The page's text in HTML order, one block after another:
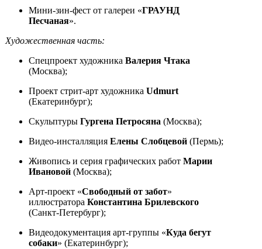
Мини-зин-фест от галереи «ГРАУНД
Песчаная».
Художественная часть:
Спецпроект художника Валерия Чтака
(Москва);
Проект стрит-арт художника Udmurt
(Екатеринбург);
Скульптуры Гургена Петросяна (Москва);
Видео-инсталляция Елены Слобцевой (Пермь);
Живопись и серия графических работ Марии
Ивановой (Москва);
Арт-проект «Свободный от забот»
иллюстратора Константина Брилевского
(Санкт-Петербург);
Видеодокументация арт-группы «Куда бегут
собаки» (Екатеринбург);